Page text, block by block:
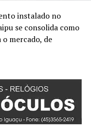
instalado no
se consolida como
mercado, de